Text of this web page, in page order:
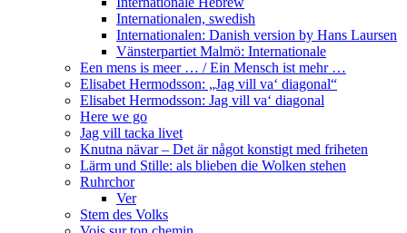
Internationalen, swedish
Internationalen: Danish version by Hans Laursen
Vänsterpartiet Malmö: Internationale
Een mens is meer … / Ein Mensch ist mehr …
Elisabet Hermodsson: „Jag vill va‘ diagonal“
Elisabet Hermodsson: Jag vill va‘ diagonal
Here we go
Jag vill tacka livet
Knutna nävar – Det är något konstigt med friheten
Lärm und Stille: als blieben die Wolken stehen
Ruhrchor
Ver
Stem des Volks